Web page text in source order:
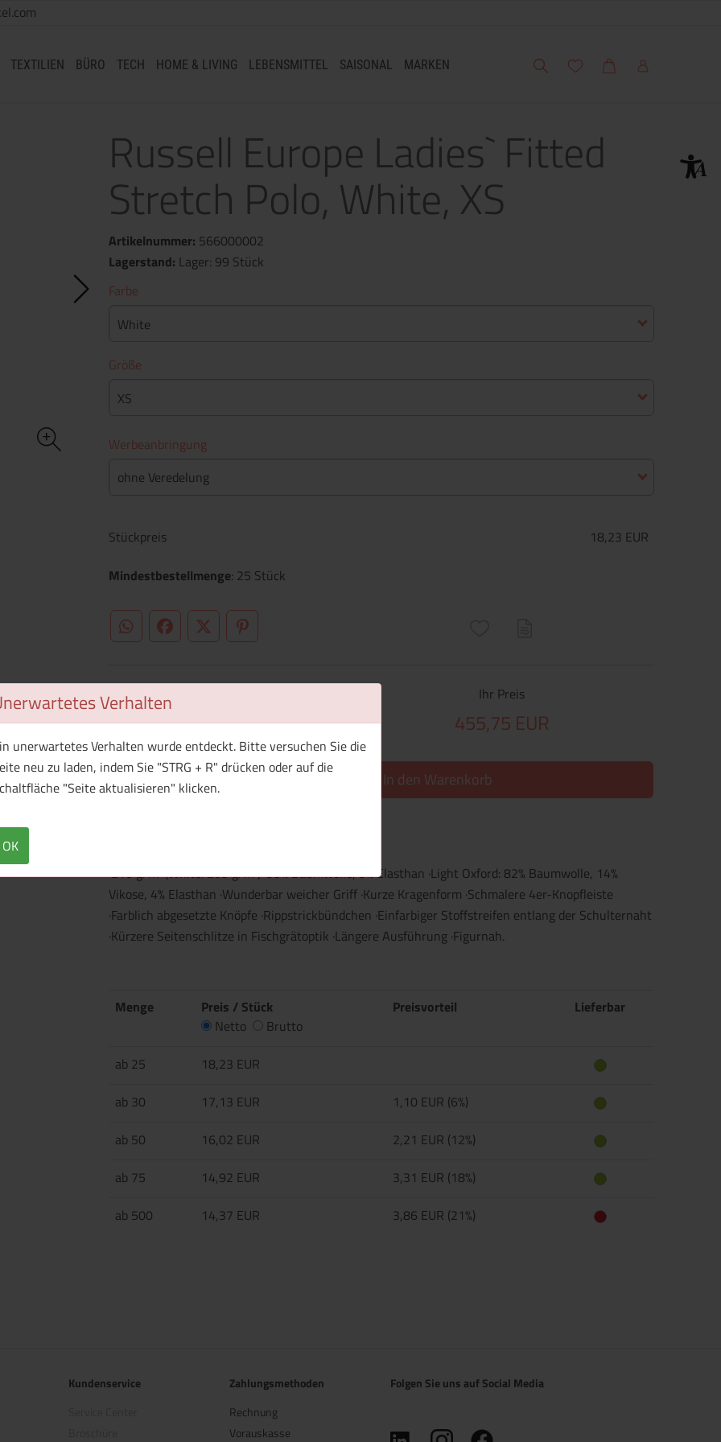
Verhalten
unerwartetes Verhalten wurde entdeckt. Bitte versuchen Sie die
neu zu laden, indem Sie "STRG + R" drücken oder auf die
"Seite aktualisieren" klicken.
OK
TEXTILIEN BÜRO TECH HOME & LIVING LEBENSMITTEL SAISONAL MARKEN Suche Meine Wunschliste
WarenkorbMein Account
Russell Europe Ladies` Fitted
Stretch Polo, White, XS
Artikelnummer: 566000002
Lagerstand: Lager: 99 Stück
Farbe
White
Größe
XS
Werbeanbringung
ohne Veredelung
Stückpreis
18,23 EUR
Mindestbestellmenge: 25 Stück
WhatsApp (#[creator\plugin\share\core\structs\SocialSharingServiceSettings]:only_chrome#)
FacebookTwitter (#[creator\plugin\share\core\structs\SocialSharingServiceSettings]:formaly_twitter#)
Pinterest
Ihr Preis
455,75 EUR
1 Muster bestellen In den Warenkorb
·210 g/m² (White: 205 g/m²) ·95% Baumwolle, 5% Elasthan ·Light Oxford: 82% Baumwolle, 14%
Vikose, 4% Elasthan ·Wunderbar weicher Griff ·Kurze Kragenform ·Schmalere 4er-Knopfleiste
·Farblich abgesetzte Knöpfe ·Rippstrickbündchen ·Einfarbiger Stoffstreifen entlang der Schulternaht
·Kürzere Seitenschlitze in Fischgrätoptik ·Längere Ausführung ·Figurnah.
Menge
Preis / Stück
Netto
Brutto
Preisvorteil Lieferbar
ab 25
18,23 EUR
ab 30
17,13 EUR
1,10 EUR (6%)
ab 50
16,02 EUR
2,21 EUR (12%)
ab 75
14,92 EUR
3,31 EUR (18%)
ab 500
14,37 EUR 3,86 EUR (21%)
Kundenservice
Zahlungsmethoden
Rechnung
Vorauskasse
Folgen Sie uns auf Social Media
(öffnet in neuem Tab)
(öffnet in neuem Tab)